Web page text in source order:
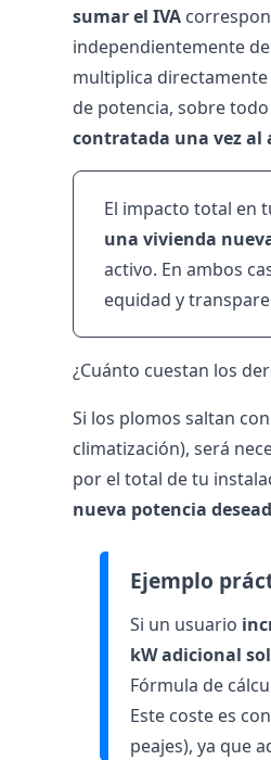
sumar el IVA
independientemente
multiplica
de potencia, sobre
contratada una vez al
El impacto total en
una vivienda
activo. En ambos
equidad y
¿Cuánto cuestan los
Si los plomos saltan
climatización), será
por el total de tu
nueva potencia
Ejemplo
Si un usuario
kW adicional
Fórmula de
Este coste es
peajes), ya que